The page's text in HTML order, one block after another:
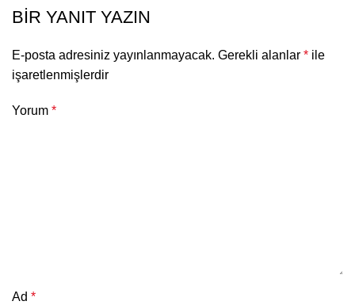
BIR YANIT YAZIN
E-posta adresiniz yayınlanmayacak. Gerekli alanlar * ile
işaretlenmişlerdir
Yorum *
Ad *